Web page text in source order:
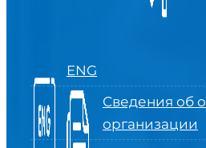
ENG
Сведения об
организации